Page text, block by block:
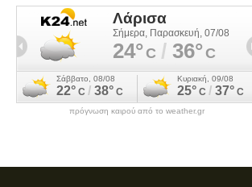
πρόγνωση καιρού από το weather.gr